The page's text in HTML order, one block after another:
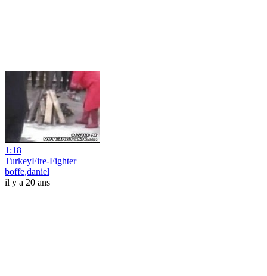
1:18
TurkeyFire-Fighter
boffe,daniel
il y a 20 ans